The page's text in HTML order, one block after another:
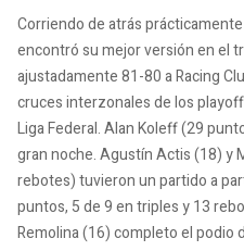
Corriendo de atrás
encontró su mejor versión en el
ajustadamente 81-80 a Racing
cruces interzonales de los
Liga Federal. Alan Koleff (29
gran noche. Agustín Actis (18) y
rebotes) tuvieron un partido a
puntos, 5 de 9 en triples y 13
Remolina (16) completo el podio